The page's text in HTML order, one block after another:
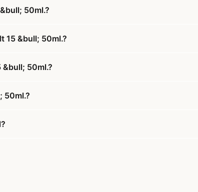
50ml.?
15 &bull; 50ml.?
50ml.?
50ml.?